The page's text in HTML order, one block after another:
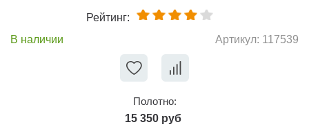
Рейтинг:
В наличии
Артикул: 117539
Полотно:
15 350 руб